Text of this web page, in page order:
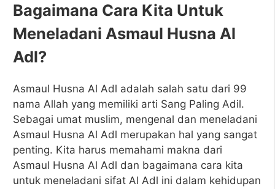
Bagaimana Cara Kita Untuk
Meneladani Asmaul Husna Al
Adl?
Asmaul Husna Al Adl adalah salah satu dari 99
nama Allah yang memiliki arti Sang Paling Adil.
Sebagai umat muslim, mengenal dan meneladani
Asmaul Husna Al Adl merupakan hal yang sangat
penting. Kita harus memahami makna dari
Asmaul Husna Al Adl dan bagaimana cara kita
untuk meneladani sifat Al Adl ini dalam kehidupan